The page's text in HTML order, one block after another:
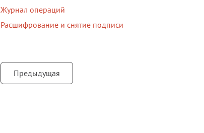
Журнал операций
Расшифрование и снятие подписи
Предыдущая